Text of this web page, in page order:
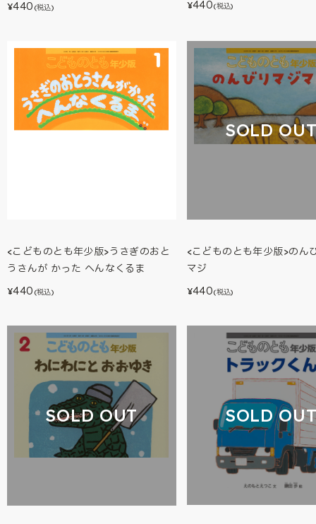
¥440 (税込) ¥440(税込)
<こどものとも年少版>うさぎのおと
うさんが かった へんなくるま
¥440 (税込)
SOLD
<こどものとも年少版>のん
マジ
¥440(税込)
SOLD OUT SOLD